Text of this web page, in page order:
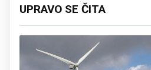
UPRAVO SE ČITA